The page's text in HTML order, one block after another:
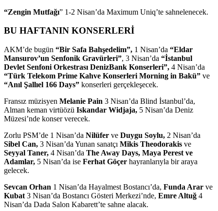
“Zengin Mutfağı” 1-2 Nisan’da Maximum Uniq’te sahnelenecek.
BU HAFTANIN KONSERLERİ
AKM’de bugün “Bir Safa Bahşedelim”, 1 Nisan’da “Eldar
Mansurov’un Senfonik Gravürleri”, 3 Nisan’da “İstanbul
Devlet Senfoni Orkestrası DenizBank Konserleri”, 4 Nisan’da
“Türk Telekom Prime Kahve Konserleri Morning in Bakü” ve
“Anıl Şallıel 166 Days” konserleri gerçekleşecek.
Fransız müzisyen Melanie Pain 3 Nisan’da Blind İstanbul’da,
Alman keman virtüözü Iskandar Widjaja, 5 Nisan’da Deniz
Müzesi’nde konser verecek.
Zorlu PSM’de 1 Nisan’da Nilüfer ve Duygu Soylu, 2 Nisan’da
Sibel Can, 3 Nisan’da Yunan sanatçı Mikis Theodorakis ve
Seyyal Taner, 4 Nisan’da The Away Days, Maya Perest ve
Adamlar, 5 Nisan’da ise Ferhat Göçer hayranlarıyla bir araya
gelecek.
Sevcan Orhan 1 Nisan’da Hayalmest Bostancı’da, Funda Arar ve
Kubat 3 Nisan’da Bostancı Gösteri Merkezi’nde, Emre Altuğ 4
Nisan’da Dada Salon Kabarett’te sahne alacak.